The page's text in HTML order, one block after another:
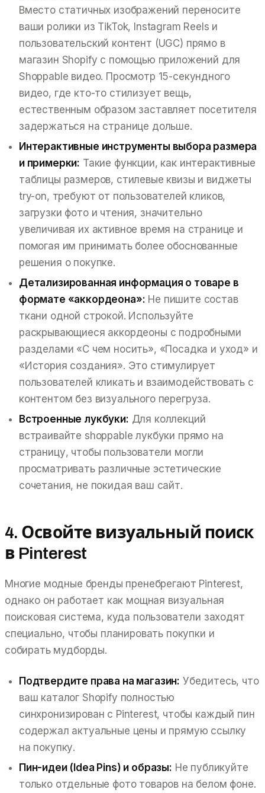
Вместо статичных изображений переносите
ваши ролики из TikTok, Instagram Reels и
пользовательский контент (UGC) прямо в
магазин Shopify с помощью приложений для
Shoppable видео. Просмотр 15-секундного
видео, где кто-то стилизует вещь,
естественным образом заставляет посетителя
задержаться на странице дольше.
Интерактивные инструменты выбора размера
и примерки: Такие функции, как интерактивные
таблицы размеров, стилевые квизы и виджеты
try-on, требуют от пользователей кликов,
загрузки фото и чтения, значительно
увеличивая их активное время на странице и
помогая им принимать более обоснованные
решения о покупке.
Детализированная информация о товаре в
формате «аккордеона»: Не пишите состав
ткани одной строкой. Используйте
раскрывающиеся аккордеоны с подробными
разделами «С чем носить», «Посадка и уход» и
«История создания». Это стимулирует
пользователей кликать и взаимодействовать с
контентом без визуального перегруза.
Встроенные лукбуки: Для коллекций
встраивайте shoppable лукбуки прямо на
страницу, чтобы пользователи могли
просматривать различные эстетические
сочетания, не покидая ваш сайт.
4. Освойте визуальный поиск
в Pinterest
Многие модные бренды пренебрегают Pinterest,
однако он работает как мощная визуальная
поисковая система, куда пользователи заходят
специально, чтобы планировать покупки и
собирать мудборды.
Подтвердите права на магазин: Убедитесь, что
ваш каталог Shopify полностью
синхронизирован с Pinterest, чтобы каждый пин
содержал актуальные цены и прямую ссылку
на покупку.
Пин-идеи (Idea Pins) и образы: Не публикуйте
только отдельные фото товаров на белом фоне.